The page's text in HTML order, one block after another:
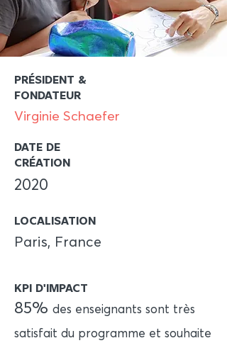
PRÉSIDENT &
FONDATEUR
Virginie Schaefer
DATE DE
CRÉATION
2020
LOCALISATION
Paris, France
KPI D'IMPACT
85% des enseignants sont très
satisfait du programme et souhaite